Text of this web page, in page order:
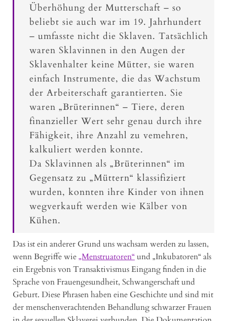
Überhöhung der Mutterschaft – so
beliebt sie auch war im 19. Jahrhundert
– umfasste nicht die Sklaven. Tatsächlich
waren Sklavinnen in den Augen der
Sklavenhalter keine Mütter, sie waren
einfach Instrumente, die das Wachstum
der Arbeiterschaft garantierten. Sie
waren „Brüterinnen“ – Tiere, deren
finanzieller Wert sehr genau durch ihre
Fähigkeit, ihre Anzahl zu vemehren,
kalkuliert werden konnte.
Da Sklavinnen als „Brüterinnen“ im
Gegensatz zu „Müttern“ klassifiziert
wurden, konnten ihre Kinder von ihnen
wegverkauft werden wie Kälber von
Kühen.
Das ist ein anderer Grund uns wachsam werden zu lassen,
wenn Begriffe wie„Menstruatoren“und „Inkubatoren“ als
ein Ergebnis von Transaktivismus Eingang finden in die
Sprache von Frauengesundheit, Schwangerschaft und
Geburt. Diese Phrasen haben eine Geschichte und sind mit
der menschenverachtenden Behandlung schwarzer Frauen